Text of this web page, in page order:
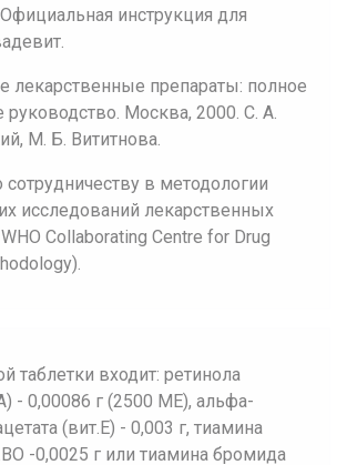
инструкция для
лекарственные препараты: полное
руководство. Москва, 2000. С. А.
М. Б. Вититнова.
в методологии
исследований лекарственных
Collaborating Centre for Drug
таблетки входит: ретинола
- 0,00086 г (2500 ME), альфа-
(вит.Е) - 0,003 г, тиамина
-0,0025 г или тиамина бромида